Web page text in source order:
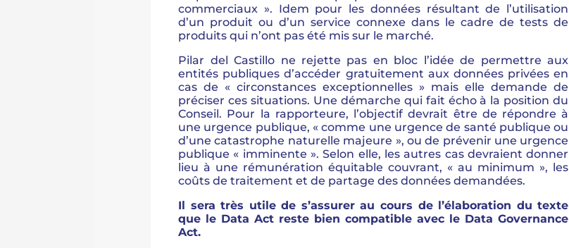
commerciaux ». Idem pour les données résultant de l’utilisation
d’un produit ou d’un service connexe dans le cadre de tests de
produits qui n’ont pas été mis sur le marché.
Pilar del Castillo ne rejette pas en bloc l’idée de permettre aux
entités publiques d’accéder gratuitement aux données privées en
cas de « circonstances exceptionnelles » mais elle demande de
préciser ces situations. Une démarche qui fait écho à la position du
Conseil. Pour la rapporteure, l’objectif devrait être de répondre à
une urgence publique, « comme une urgence de santé publique ou
d’une catastrophe naturelle majeure », ou de prévenir une urgence
publique « imminente ». Selon elle, les autres cas devraient donner
lieu à une rémunération équitable couvrant, « au minimum », les
coûts de traitement et de partage des données demandées.
Il sera très utile de s’assurer au cours de l’élaboration du texte
que le Data Act reste bien compatible avec le Data Governance
Act.